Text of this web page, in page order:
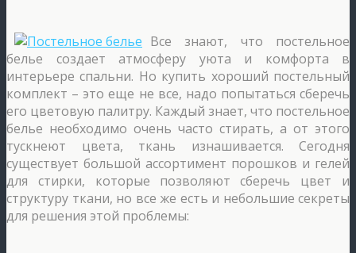
Все знают, что постельное
белье создает атмосферу уюта и комфорта в
интерьере спальни. Но купить хороший постельный
комплект – это еще не все, надо попытаться сберечь
его цветовую палитру. Каждый знает, что постельное
белье необходимо очень часто стирать, а от этого
тускнеют цвета, ткань изнашивается. Сегодня
существует большой ассортимент порошков и гелей
для стирки, которые позволяют сберечь цвет и
структуру ткани, но все же есть и небольшие секреты
для решения этой проблемы: